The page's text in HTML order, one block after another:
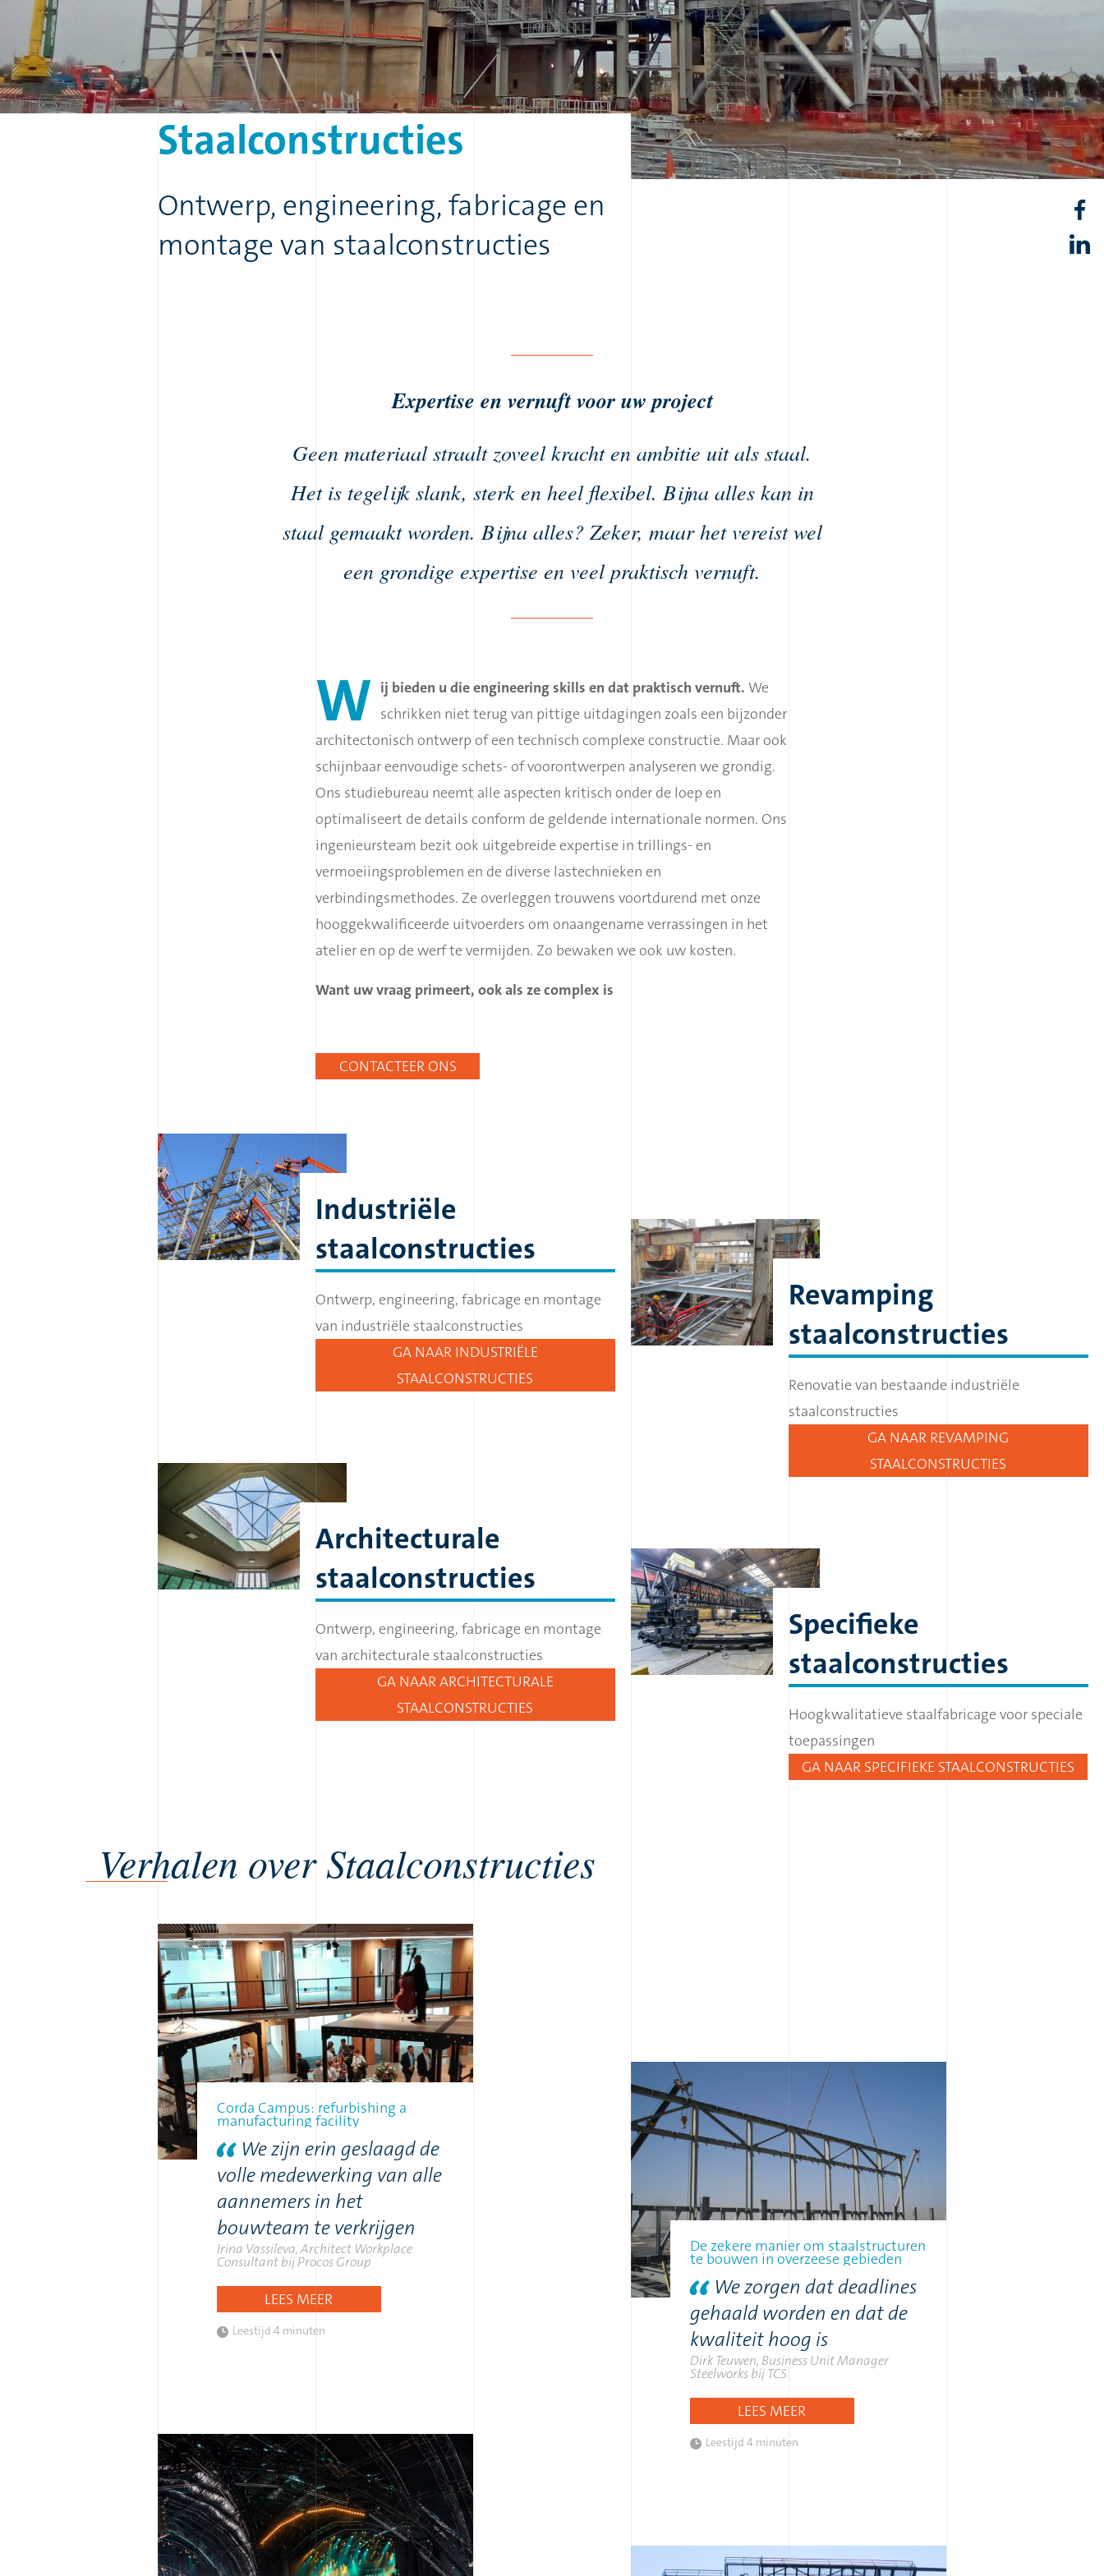
Staalconstructies
Ontwerp, engineering, fabricage en
montage van staalconstructies
Expertise en vernuft voor uw project
Geen materiaal straalt zoveel kracht en ambitie uit als staal.
Het is tegelijk slank, sterk en heel flexibel. Bijna alles kan in
staal gemaakt worden. Bijna alles? Zeker, maar het vereist wel
een grondige expertise en veel praktisch vernuft.
W ij bieden u die engineering skills en dat praktisch vernuft. We
schrikken niet terug van pittige uitdagingen zoals een bijzonder
architectonisch ontwerp of een technisch complexe constructie. Maar ook
schijnbaar eenvoudige schets- of voorontwerpen analyseren we grondig.
Ons studiebureau neemt alle aspecten kritisch onder de loep en
optimaliseert de details conform de geldende internationale normen. Ons
ingenieursteam bezit ook uitgebreide expertise in trillings- en
vermoeiingsproblemen en de diverse lastechnieken en
verbindingsmethodes. Ze overleggen trouwens voortdurend met onze
hooggekwalificeerde uitvoerders om onaangename verrassingen in het
atelier en op de werf te vermijden. Zo bewaken we ook uw kosten.
Want uw vraag primeert, ook als ze complex is
CONTACTEER ONS
Industriële
staalconstructies
Ontwerp, engineering, fabricage en montage
van industriële staalconstructies
GA NAAR INDUSTRIËLE
STAALCONSTRUCTIES
Revamping
staalconstructies
Renovatie van bestaande industriële
staalconstructies
GA NAAR REVAMPING
STAALCONSTRUCTIES
Architecturale
staalconstructies
Ontwerp, engineering, fabricage en montage
van architecturale staalconstructies
GA NAAR ARCHITECTURALE
STAALCONSTRUCTIES
Specifieke
staalconstructies
Hoogkwalitatieve staalfabricage voor speciale
toepassingen
GA NAAR SPECIFIEKE STAALCONSTRUCTIES
Verhalen over Staalconstructies
Corda Campus: refurbishing a
manufacturing facility
We zijn erin geslaagd de
volle medewerking van alle
aannemers in het
bouwteam te verkrijgen
Irina Vassileva, Architect Workplace
Consultant bij Procos Group
LEES MEER
Leestijd 4 minuten
De zekere manier om staalstructuren
te bouwen in overzeese gebieden
We zorgen dat deadlines
gehaald worden en dat de
kwaliteit hoog is
Dirk Teuwen, Business Unit Manager
Steelworks bij TCS
LEES MEER
Leestijd 4 minuten